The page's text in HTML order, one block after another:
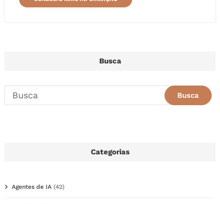
Busca
Categorias
Agentes de IA (42)